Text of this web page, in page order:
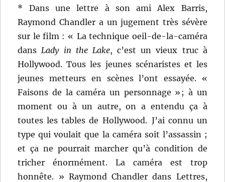
* Dans une lettre à son ami Alex Barris,
Raymond Chandler a un jugement très sévère
sur le film : « La technique oeil-de-la-caméra
dans Lady in the Lake, c’est un vieux truc à
Hollywood. Tous les jeunes scénaristes et les
jeunes metteurs en scènes l’ont essayée. «
Faisons de la caméra un personnage » ; à un
moment ou à un autre, on a entendu ça à
toutes les tables de Hollywood. J’ai connu un
type qui voulait que la caméra soit l’assassin ;
et ça ne pourrait marcher qu’à condition de
tricher énormément. La caméra est trop
honnête. » Raymond Chandler dans Lettres,